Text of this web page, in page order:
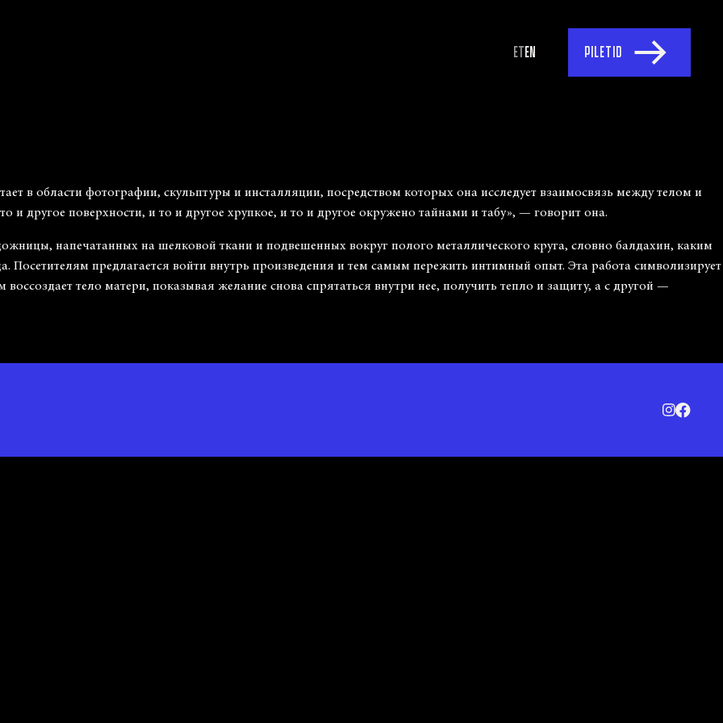
ETEN PILETID
в области фотографии, скульптуры и инсталляции, посредством которых она исследует взаимосвязь между телом и
другое поверхности, и то и другое хрупкое, и то и другое окружено тайнами и табу», — говорит она.
напечатанных на шелковой ткани и подвешенных вокруг полого металлического круга, словно балдахин, каким
предлагается войти внутрь произведения и тем самым пережить интимный опыт. Эта работа символизирует
тело матери, показывая желание снова спрятаться внутри нее, получить тепло и защиту, а с другой —